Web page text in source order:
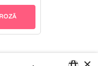
informāciju un attēlus. Lietot